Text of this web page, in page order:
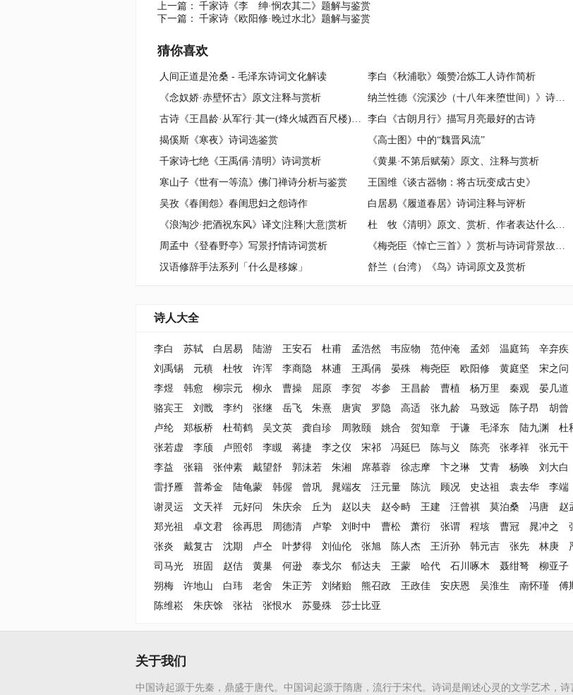
上一篇： 千家诗《李 绅·悯农其二》题解与鉴赏
下一篇： 千家诗《欧阳修·晚过水北》题解与鉴赏
猜你喜欢
人间正道是沧桑 - 毛泽东诗词文化解读
李白《秋浦歌》颂赞冶炼工人诗作简析
《念奴娇·赤壁怀古》原文注释与赏析
纳兰性德《浣溪沙（十八年来堕世间）》诗词注释与评析
古诗《王昌龄·从军行·其一(烽火城西百尺楼)》注释与赏析
李白《古朗月行》描写月亮最好的古诗
揭傒斯《寒夜》诗词选鉴赏
《高士图》中的“魏晋风流”
千家诗七绝《王禹偁·清明》诗词赏析
《黄巢·不第后赋菊》原文、注释与赏析
寒山子《世有一等流》佛门禅诗分析与鉴赏
王国维《谈古器物：将古玩变成古史》
吴孜《春闺怨》春闺思妇之怨诗作
白居易《履道春居》诗词注释与评析
《浪淘沙·把酒祝东风》译文|注释|大意|赏析
杜 牧《清明》原文、赏析、作者表达什么思想情感？
周孟中《登春野亭》写景抒情诗词赏析
《梅尧臣《悼亡三首》》赏析与诗词背景故事解读
汉语修辞手法系列「什么是移嫁」
舒兰（台湾）《鸟》诗词原文及赏析
诗人大全
李白 苏轼 白居易 陆游 王安石 杜甫 孟浩然 韦应物 范仲淹 孟郊 温庭筠 辛弃疾
刘禹锡
元稹 杜牧 许浑 李商隐 林逋 王禹偁 晏殊 梅尧臣 欧阳修 黄庭坚 宋之问
李煜
韩愈 柳宗元 柳永 曹操 屈原 李贺 岑参 王昌龄 曹植 杨万里 秦观 晏几道
骆宾王
刘戬 李约 张继 岳飞 朱熹 唐寅 罗隐 高适 张九龄 马致远 陈子昂 胡曾
卢纶
郑板桥 杜荀鹤 吴文英 龚自珍 周敦颐 姚合 贺知章 于谦 毛泽东 陆九渊 杜
张若虚
李颀 卢照邻 李瞡 蒋捷 李之仪 宋祁 冯延巳 陈与义 陈亮 张孝祥 张元干
李益
张籍 张仲素 戴望舒 郭沫若 朱湘 席慕蓉 徐志摩 卞之琳 艾青 杨唤 刘大白
雷抒雁
普希金 陆龟蒙 韩偓 曾巩 晁端友 汪元量 陈沆 顾况 史达祖 袁去华 李端
谢灵运
文天祥 元好问 朱庆余 丘为 赵以夫 赵令畤 王建 汪曾祺 莫泊桑 冯唐 赵
郑光祖
卓文君 徐再思 周德清 卢挚 刘时中 曹松 萧衍 张谓 程垓 曹冠 晁冲之
张炎
戴复古 沈期 卢仝 叶梦得 刘仙伦 张旭 陈人杰 王沂孙 韩元吉 张先 林庚
司马光
班固 赵佶 黄巢 何逊 泰戈尔 郁达夫 王蒙 哈代 石川啄木 聂绀弩 柳亚子
朔梅
许地山 白玮 老舍 朱正芳 刘绪贻 熊召政 王政佳 安庆恩 吴淮生 南怀瑾 傅
陈维崧
朱庆馀 张祜 张恨水 苏曼殊 莎士比亚
关于我们
中国诗起源于先秦，鼎盛于唐代。中国词起源于隋唐，流行于宋代。诗词是阐述心灵的文学艺术，诗